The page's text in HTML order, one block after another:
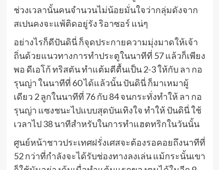
ช่วงเวลานั้นคนจำนวนไม่น้อยมั่นใจว่ากลุ่มดังจาก
สเปนคงจะแพ้ติดอยู่รัง ริอาซอร์ แน่ๆ
อย่างไรก็ดีปันดินี่ ก็จุดประกายความมุ่งมาดให้เจ้า
ถิ่นด้วยแนวทางการทำประตูในนาทีที่ 57 แล้วก็เพียง
พอ ดีเอโก้ ทริสตัน ทำแต้มตีตื้นเป็น 2-3 ให้กับ ลา กอ
รุนญ่า ในนาทีที่ 60 ได้แล้วนั้น ปันดินี่ ก็มาเหมาผู้
เดียว 2 ลูกในนาทีที่ 76 กับ 84 จนกระทั่งทำให้ ลา กอ
รุนญ่า แซงชนะไปแบบสุดบันเทิงใจ ทำให้ ปันดินี่ ใช้
เวลาไป 38 นาทีสำหรับในการทำแฮตทริกในวันนั้น
ศูนย์หน้าชาวประเทศฝรั่งเศสจะต้องรอคอยถึงนาทีที่
52 กว่าที่กำลังจะได้รับช่องทางลงเล่น แม้กระนั้นเขา